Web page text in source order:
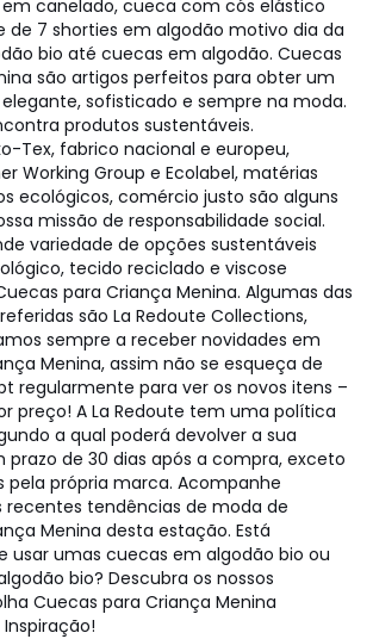
canelado, cueca com cós elástico
de 7 shorties em algodão motivo dia da
bio até cuecas em algodão. Cuecas
são artigos perfeitos para obter um
sofisticado e sempre na moda.
produtos sustentáveis.
Tex, fabrico nacional e europeu,
Working Group e Ecolabel, matérias
ecológicos, comércio justo são alguns
missão de responsabilidade social.
variedade de opções sustentáveis
tecido reciclado e viscose
para Criança Menina. Algumas das
são La Redoute Collections,
sempre a receber novidades em
Menina, assim não se esqueça de
regularmente para ver os novos itens –
preço! A La Redoute tem uma política
a qual poderá devolver a sua
de 30 dias após a compra, exceto
pela própria marca. Acompanhe
tendências de moda de
Menina desta estação. Está
usar umas cuecas em algodão bio ou
bio? Descubra os nossos
Cuecas para Criança Menina